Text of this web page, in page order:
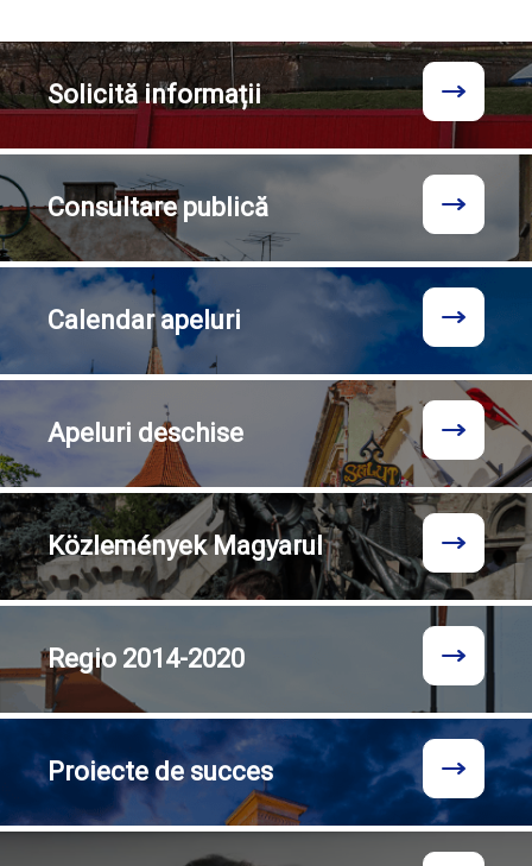
Solicităinformații
Consultarepublică
Calendarapeluri
Apeluri deschise
KözleményekMagyarul
Regio 2014-2020
Proiecte de succes